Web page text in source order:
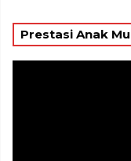
Prestasi Anak